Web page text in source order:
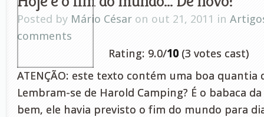
Posted by Mário César on out 21, 2011 in
comments
Rating: 9.0/10 (3 votes cast)
ATENÇÃO: este texto contém uma boa quantia
Lembram-se de Harold Camping? É o babaca
bem, ele havia previsto o fim do mundo para